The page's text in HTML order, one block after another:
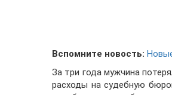
Вспомните новость:
За три года мужчина
расходы на судебную